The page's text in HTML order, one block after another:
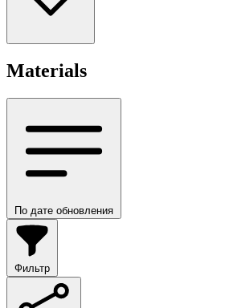
Materials
По дате обновления
Фильтр